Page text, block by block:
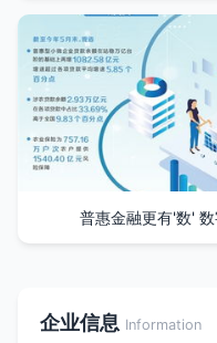
普惠金融更有'数'
企业信息 Information